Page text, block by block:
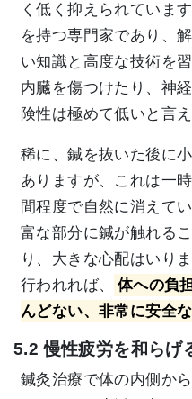
く低く抑えられていま
を持つ専門家であり、
い知識と高度な技術を
内臓を傷つけたり、神
険性は極めて低いと言え
稀に、鍼を抜いた後に
ありますが、これは一
間程度で自然に消えて
富な部分に鍼が触れる
り、大きな心配はいり
行われれば、
体への負
んどない、非常に安全
5.2 慢性疲労を和らげ
鍼灸治療で体の内側か